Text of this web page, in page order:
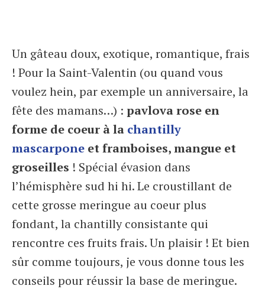
Un gâteau doux, exotique, romantique, frais
! Pour la Saint-Valentin (ou quand vous
voulez hein, par exemple un anniversaire, la
fête des mamans…) : pavlova rose en
forme de coeur à la chantilly
mascarpone et framboises, mangue et
groseilles ! Spécial évasion dans
l’hémisphère sud hi hi. Le croustillant de
cette grosse meringue au coeur plus
fondant, la chantilly consistante qui
rencontre ces fruits frais. Un plaisir ! Et bien
sûr comme toujours, je vous donne tous les
conseils pour réussir la base de meringue.